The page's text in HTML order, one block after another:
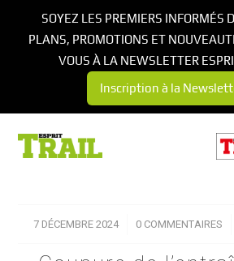
7 DÉCEMBRE 2024
/ 0 COMMENTAIRES
/
SOYEZ LES PREMIERS INFORMÉS
PLANS, PROMOTIONS ET
VOUS À LA NEWSLETTER
Inscription à la